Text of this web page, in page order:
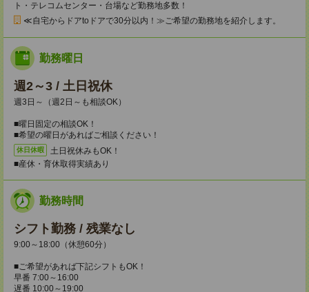
ト・テレコムセンター・台場など勤務地多数！
≪自宅からドアtoドアで30分以内！≫ご希望の勤務地を紹介します。
勤務曜日
週2～3 / 土日祝休
週3日～（週2日～も相談OK）
■曜日固定の相談OK！
■希望の曜日があればご相談ください！
休日休暇
土日祝休みもOK！
■産休・育休取得実績あり
勤務時間
シフト勤務 / 残業なし
9:00～18:00（休憩60分）
■ご希望があれば下記シフトもOK！
早番 7:00～16:00
遅番 10:00～19:00